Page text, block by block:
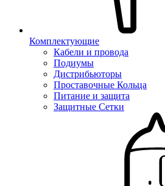
Комплектующие
Кабели и провода
Подиумы
Дистрибьюторы
Проставочные Кольца
Питание и защита
Защитные Сетки